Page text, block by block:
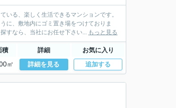
いる、楽しく生活できるマンションです。
に、敷地内にゴミ置き場をつけておりま
すなら、当社にお任せ下さい... もっと見る
積 詳細 お気に入り
㎡ 詳細を見る 追加する